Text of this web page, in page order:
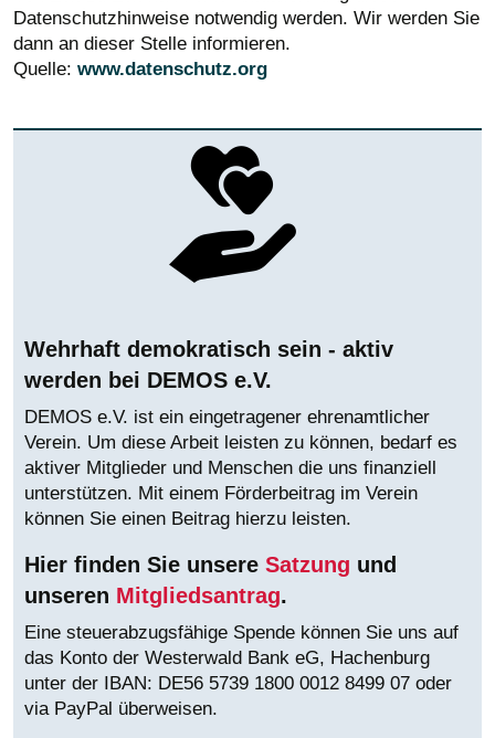
Datenschutzhinweise notwendig werden. Wir werden Sie
dann an dieser Stelle informieren.
Quelle: www.datenschutz.org
Wehrhaft demokratisch sein - aktiv
werden bei DEMOS e.V.
DEMOS e.V. ist ein eingetragener ehrenamtlicher
Verein. Um diese Arbeit leisten zu können, bedarf es
aktiver Mitglieder und Menschen die uns finanziell
unterstützen. Mit einem Förderbeitrag im Verein
können Sie einen Beitrag hierzu leisten.
Hier finden Sie unsere Satzung und
unseren Mitgliedsantrag.
Eine steuerabzugsfähige Spende können Sie uns auf
das Konto der Westerwald Bank eG, Hachenburg
unter der IBAN: DE56 5739 1800 0012 8499 07 oder
via PayPal überweisen.